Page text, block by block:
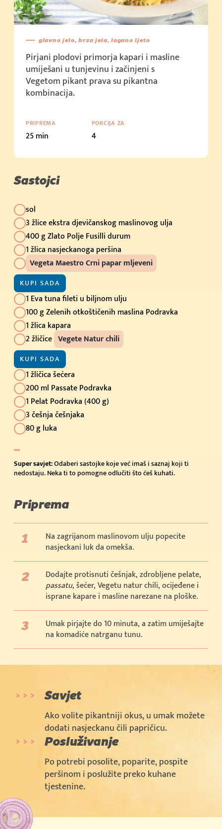
glavno jelo, brza jela, lagano ljeto
Pirjani plodovi primorja kapari i masline
umiješani u tunjevinu i začinjeni s
Vegetom pikant prava su pikantna
kombinacija.
PRIPREMA
25 min
PORCIJA ZA
4
Sastojci
sol
3 žlice ekstra djevičanskog maslinovog ulja
400 g Zlato Polje Fusilli durum
1 žlica nasjeckanoga peršina
Vegeta Maestro Crni papar mljeveni
KUPI SADA
Cijena u trgovini: 2,15 €/kom (100g)
Kupi sada
Cijena u trgovini: 1,5 €/kom (50g)
Kupi sada
Cijena u trgovini: 3,59 € (100g)
1 Eva tuna fileti u biljnom ulju
100 g Zelenih otkoštičenih maslina Podravka
1 žlica kapara
2 žličice Vegete Natur chili
KUPI SADA
1 žličica šećera
200 ml Passate Podravka
1 Pelat Podravka (400 g)
3 češnja češnjaka
80 g luka
Super savjet:Odaberi sastojke koje već imaš i saznaj koji ti
nedostaju. Neka ti to pomogne odlučiti što ćeš kuhati.
Priprema
Na zagrijanom maslinovom ulju popecite
nasjeckani luk da omekša.
Dodajte protisnuti češnjak, zdrobljene pelate,
passatu, šećer, Vegetu natur chili, ocijeđene i
isprane kapare i masline narezane na ploške.
Umak pirjajte do 10 minuta, a zatim umiješajte
na komadiće natrganu tunu.
Savjet
Ako volite pikantniji okus, u umak možete
dodati nasjeckanu čili papričicu.
Posluživanje
Po potrebi posolite, poparite, pospite
peršinom i poslužite preko kuhane
tjestenine.